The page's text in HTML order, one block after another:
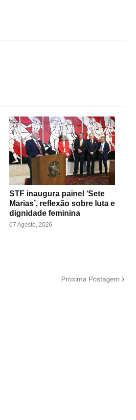
STF inaugura painel ‘Sete
Marias’, reflexão sobre luta e
dignidade feminina
07 Agosto, 2026
Próxima Postagem